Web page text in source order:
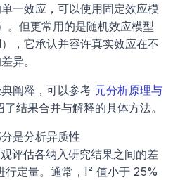
一效应，可以使用固定效应模
但更常用的是随机效应模型
，它承认并容许真实效应在不
异。
阐释，可以参考 元分析原理与
结果合并与解释的具体方法。
是分析异质性
评估各纳入研究结果之间的差
行定量。通常，I² 值小于 25%